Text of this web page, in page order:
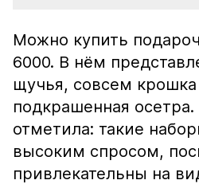
Можно купить
6000. В нём
щучья, совсем крошка
подкрашенная
отметила: такие
высоким спросом,
привлекательны на